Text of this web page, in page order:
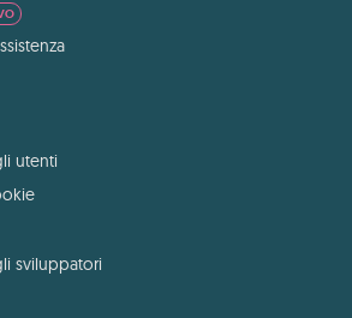
utenti
sviluppatori